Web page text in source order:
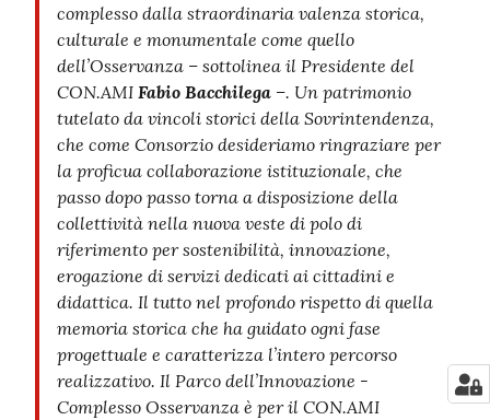
complesso dalla straordinaria valenza storica,
culturale e monumentale come quello
dell’Osservanza – sottolinea il Presidente del
CON.AMIFabio Bacchilega –. Un patrimonio
tutelato da vincoli storici della Sovrintendenza,
che come Consorzio desideriamo ringraziare per
la proficua collaborazione istituzionale, che
passo dopo passo torna a disposizione della
collettività nella nuova veste di polo di
riferimento per sostenibilità, innovazione,
erogazione di servizi dedicati ai cittadini e
didattica. Il tutto nel profondo rispetto di quella
memoria storica che ha guidato ogni fase
progettuale e caratterizza l’intero percorso
realizzativo. Il Parco dell’Innovazione -
Complesso Osservanza è per il CON.AMI